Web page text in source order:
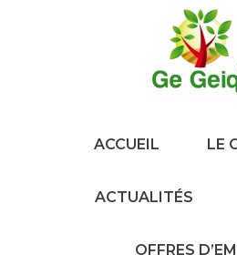
ACCUEIL LE
ACTUALITÉS
OFFRES